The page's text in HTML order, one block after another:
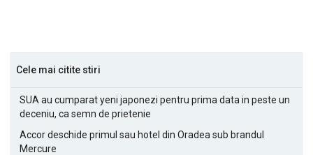
Cele mai citite stiri
SUA au cumparat yeni japonezi pentru prima data in peste un
deceniu, ca semn de prietenie
Accor deschide primul sau hotel din Oradea sub brandul
Mercure